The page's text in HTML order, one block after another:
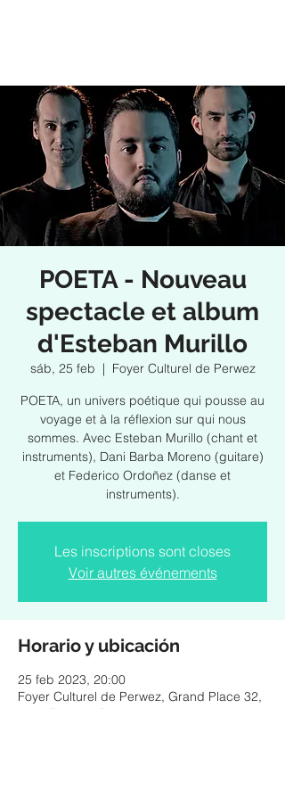
POETA - Nouveau
spectacle et album
d'Esteban Murillo
sáb, 25 feb
  |
Foyer Culturel de Perwez
POETA, un univers poétique qui pousse au
voyage et à la réflexion sur qui nous
sommes. Avec Esteban Murillo (chant et
instruments), Dani Barba Moreno (guitare)
et Federico Ordoñez (danse et
instruments).
Les inscriptions sont closes
Voir autres événements
Horario y ubicación
25 feb 2023, 20:00
Foyer Culturel de Perwez, Grand Place 32,